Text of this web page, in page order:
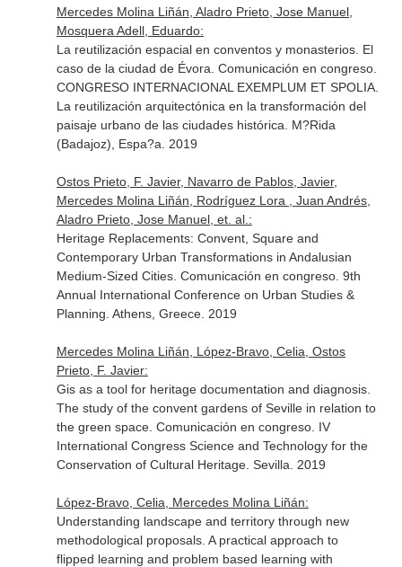
Mercedes Molina Liñán, Aladro Prieto, Jose Manuel,
Mosquera Adell, Eduardo:
La reutilización espacial en conventos y monasterios. El
caso de la ciudad de Évora. Comunicación en congreso.
CONGRESO INTERNACIONAL EXEMPLUM ET SPOLIA.
La reutilización arquitectónica en la transformación del
paisaje urbano de las ciudades histórica. M?Rida
(Badajoz), Espa?a. 2019
Ostos Prieto, F. Javier, Navarro de Pablos, Javier,
Mercedes Molina Liñán, Rodríguez Lora , Juan Andrés,
Aladro Prieto, Jose Manuel, et. al.:
Heritage Replacements: Convent, Square and
Contemporary Urban Transformations in Andalusian
Medium-Sized Cities. Comunicación en congreso. 9th
Annual International Conference on Urban Studies &
Planning. Athens, Greece. 2019
Mercedes Molina Liñán, López-Bravo, Celia, Ostos
Prieto, F. Javier:
Gis as a tool for heritage documentation and diagnosis.
The study of the convent gardens of Seville in relation to
the green space. Comunicación en congreso. IV
International Congress Science and Technology for the
Conservation of Cultural Heritage. Sevilla. 2019
López-Bravo, Celia, Mercedes Molina Liñán:
Understanding landscape and territory through new
methodological proposals. A practical approach to
flipped learning and problem based learning with